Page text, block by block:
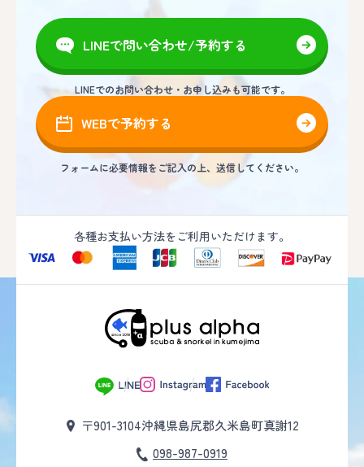
LINEで問い合わせ/予約する
LINEでのお問い合わせ・お申し込みも可能です。
WEBで予約する
フォームに必要情報をご記入の上、送信してください。
各種お支払い方法をご利用いただけます。
〒901-3104沖縄県島尻郡久米島町真謝12
098-987-0919